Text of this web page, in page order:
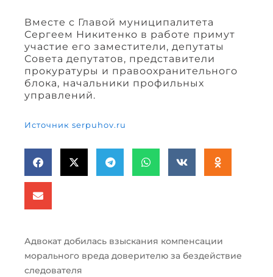
Вместе с Главой муниципалитета
Сергеем Никитенко в работе примут
участие его заместители, депутаты
Совета депутатов, представители
прокуратуры и правоохранительного
блока, начальники профильных
управлений.
Источник serpuhov.ru
Адвокат добилась взыскания компенсации
морального вреда доверителю за бездействие
следователя